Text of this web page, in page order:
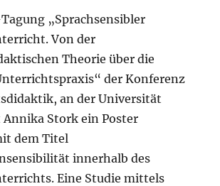
„Sprachsensibler
Von der
Theorie über die
der Konferenz
an der Universität
Stork ein Poster
dem Titel
innerhalb des
Eine Studie mittels